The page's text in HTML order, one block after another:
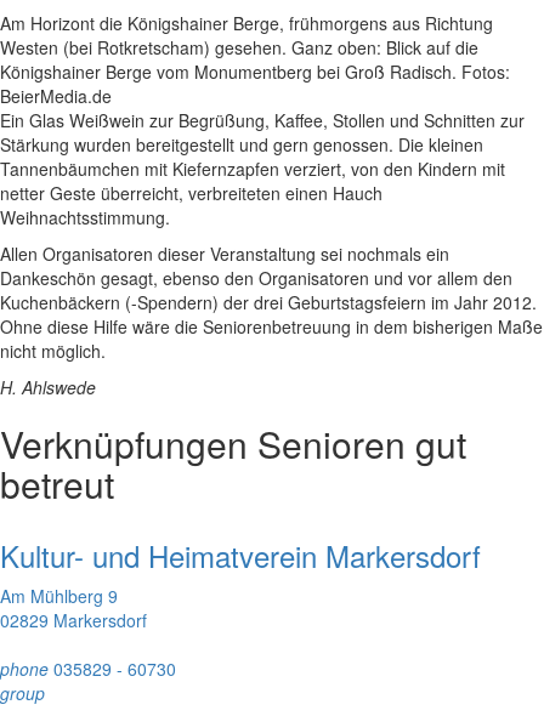
Am Horizont die Königshainer Berge, frühmorgens aus Richtung
Westen (bei Rotkretscham) gesehen. Ganz oben: Blick auf die
Königshainer Berge vom Monumentberg bei Groß Radisch. Fotos:
BeierMedia.de
Ein Glas Weißwein zur Begrüßung, Kaffee, Stollen und Schnitten zur
Stärkung wurden bereitgestellt und gern genossen. Die kleinen
Tannenbäumchen mit Kiefernzapfen verziert, von den Kindern mit
netter Geste überreicht, verbreiteten einen Hauch
Weihnachtsstimmung.
Allen Organisatoren dieser Veranstaltung sei nochmals ein
Dankeschön gesagt, ebenso den Organisatoren und vor allem den
Kuchenbäckern (-Spendern) der drei Geburtstagsfeiern im Jahr 2012.
Ohne diese Hilfe wäre die Seniorenbetreuung in dem bisherigen Maße
nicht möglich.
H. Ahlswede
Verknüpfungen Senioren gut
betreut
Kultur- und Heimatverein Markersdorf
Am Mühlberg 9
02829 Markersdorf
phone 035829 - 60730
group